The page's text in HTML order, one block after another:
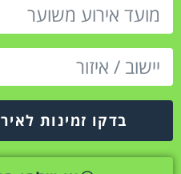
בדקו זמינות